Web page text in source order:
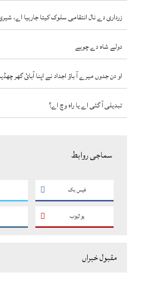
زرداری دے نال انتقامی سلوک کیتا جارہیا اے،
دولے شاہ دے چوہے
او دن جدوں میرے آ باؤ اجداد نے اپنا آبائ گھر چھڈیا
تبدیلی آ گئی اے یا راہ وچ اے؟
سماجی روابط
فیس بک
یو ٹیوب
مقبول خبراں